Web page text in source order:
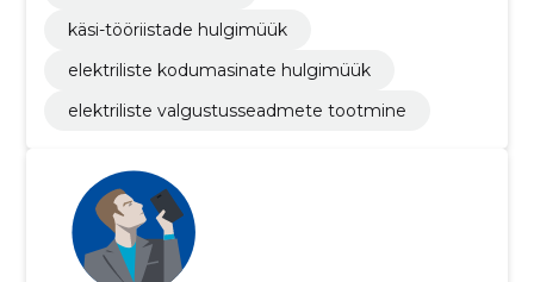
käsi-tööriistade hulgimüük
elektriliste kodumasinate hulgimüük
elektriliste valgustusseadmete tootmine